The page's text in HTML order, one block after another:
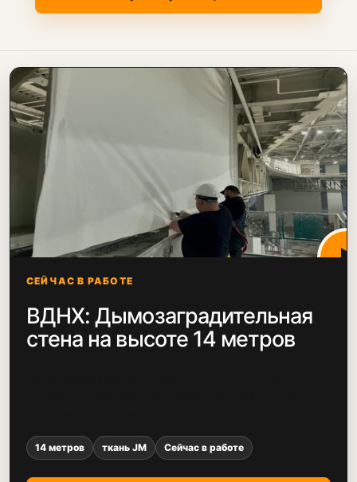
СЕЙЧАС В РАБОТЕ
ВДНХ: Дымозаградительная
стена на высоте 14 метров
14 метров ткань JM Сейчас в работе